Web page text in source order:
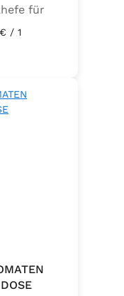
für
25g
/ 1